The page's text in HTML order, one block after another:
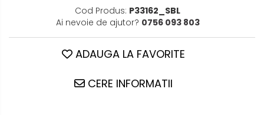
Cod Produs: P33162_SBL
Ai nevoie de ajutor? 0756 093 803
ADAUGA LA FAVORITE
CERE INFORMATII